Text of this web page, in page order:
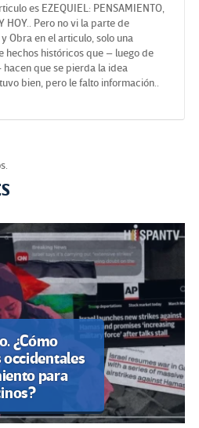
es EZEQUIEL: PENSAMIENTO,
HOY.. Pero no vi la parte de
Obra en el articulo, solo una
hechos históricos que – luego de
hacen que se pierda la idea
bien, pero le falto información..
¿Cómo
para